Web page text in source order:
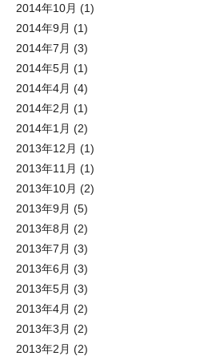
2014年10月 (1)
2014年9月 (1)
2014年7月 (3)
2014年5月 (1)
2014年4月 (4)
2014年2月 (1)
2014年1月 (2)
2013年12月 (1)
2013年11月 (1)
2013年10月 (2)
2013年9月 (5)
2013年8月 (2)
2013年7月 (3)
2013年6月 (3)
2013年5月 (3)
2013年4月 (2)
2013年3月 (2)
2013年2月 (2)